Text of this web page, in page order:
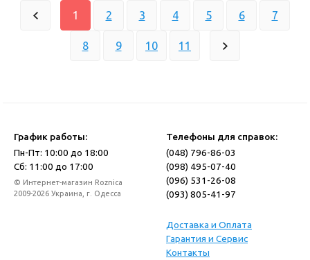
1 2 3 4 5 6 7
8 9 10 11
График работы:
Пн-Пт: 10:00 до 18:00
Сб: 11:00 до 17:00
© Интернет-магазин Roznica
2009-2026 Украина, г. Одесса
Телефоны для справок:
(048) 796-86-03
(098) 495-07-40
(096) 531-26-08
(093) 805-41-97
Доставка и Оплата
Гарантия и Сервис
Контакты